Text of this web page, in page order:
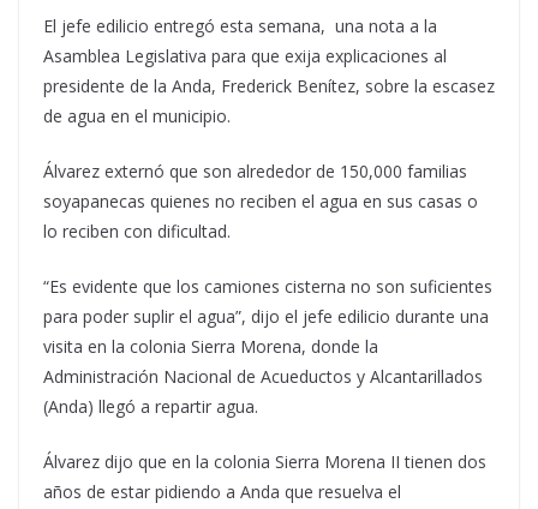
El jefe edilicio entregó esta semana, una nota a la
Asamblea Legislativa para que exija explicaciones al
presidente de la Anda, Frederick Benítez, sobre la escasez
de agua en el municipio.
Álvarez externó que son alrededor de 150,000 familias
soyapanecas quienes no reciben el agua en sus casas o
lo reciben con dificultad.
“Es evidente que los camiones cisterna no son suficientes
para poder suplir el agua”, dijo el jefe edilicio durante una
visita en la colonia Sierra Morena, donde la
Administración Nacional de Acueductos y Alcantarillados
(Anda) llegó a repartir agua.
Álvarez dijo que en la colonia Sierra Morena II tienen dos
años de estar pidiendo a Anda que resuelva el